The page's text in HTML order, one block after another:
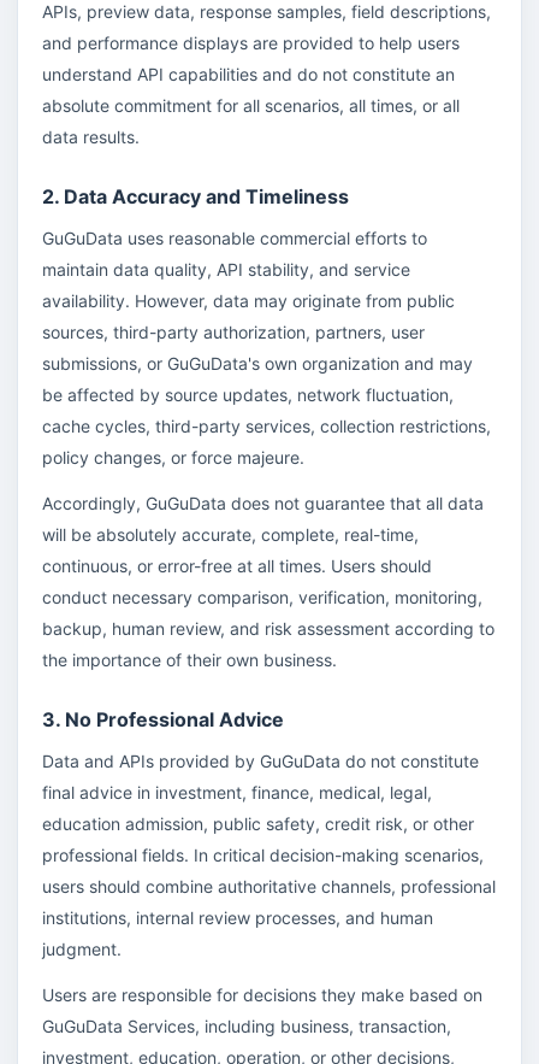
APIs, preview data, response samples, field descriptions,
and performance displays are provided to help users
understand API capabilities and do not constitute an
absolute commitment for all scenarios, all times, or all
data results.
2. Data Accuracy and Timeliness
GuGuData uses reasonable commercial efforts to
maintain data quality, API stability, and service
availability. However, data may originate from public
sources, third-party authorization, partners, user
submissions, or GuGuData's own organization and may
be affected by source updates, network fluctuation,
cache cycles, third-party services, collection restrictions,
policy changes, or force majeure.
Accordingly, GuGuData does not guarantee that all data
will be absolutely accurate, complete, real-time,
continuous, or error-free at all times. Users should
conduct necessary comparison, verification, monitoring,
backup, human review, and risk assessment according to
the importance of their own business.
3. No Professional Advice
Data and APIs provided by GuGuData do not constitute
final advice in investment, finance, medical, legal,
education admission, public safety, credit risk, or other
professional fields. In critical decision-making scenarios,
users should combine authoritative channels, professional
institutions, internal review processes, and human
judgment.
Users are responsible for decisions they make based on
GuGuData Services, including business, transaction,
investment, education, operation, or other decisions,